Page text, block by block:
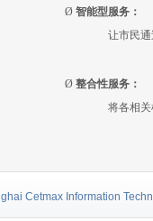
Ø 智能型服务：
让市民
Ø 整合性服务：
将各相
Cetmax Information